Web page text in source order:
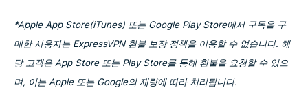
*Apple App Store(iTunes) 또는 Google Play Store에서 구독을 구
매한 사용자는 ExpressVPN 환불 보장 정책을 이용할 수 없습니다. 해
당 고객은 App Store 또는 Play Store를 통해 환불을 요청할 수 있으
며, 이는 Apple 또는 Google의 재량에 따라 처리됩니다.